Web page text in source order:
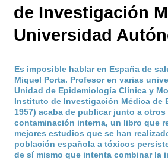
de Investigación
Universidad
Es imposible hablar en España de
Miquel Porta. Profesor en varias
Unidad de Epidemiología Clínica y
Instituto de Investigación Médica de
1957) acaba de publicar junto a
contaminación interna, un libro que
mejores estudios que se han
población española a tóxicos
de sí mismo que intenta combinar la